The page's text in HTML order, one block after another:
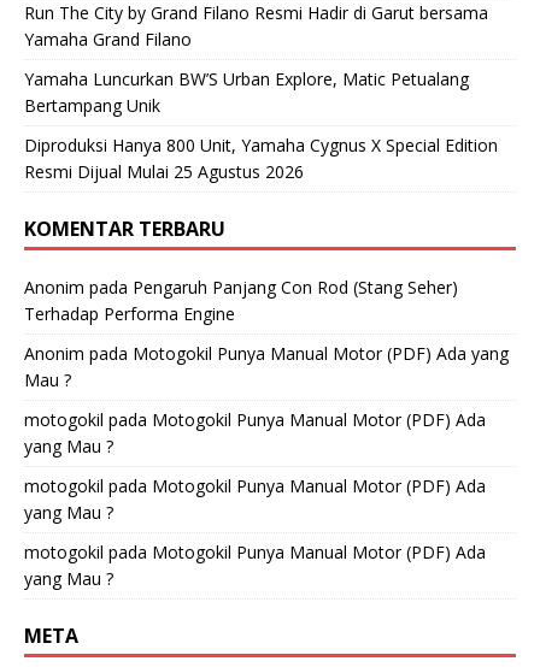
Run The City by Grand Filano Resmi Hadir di Garut bersama
Yamaha Grand Filano
Yamaha Luncurkan BW’S Urban Explore, Matic Petualang
Bertampang Unik
Diproduksi Hanya 800 Unit, Yamaha Cygnus X Special Edition
Resmi Dijual Mulai 25 Agustus 2026
KOMENTAR TERBARU
Anonim pada Pengaruh Panjang Con Rod (Stang Seher)
Terhadap Performa Engine
Anonim pada Motogokil Punya Manual Motor (PDF) Ada yang
Mau ?
motogokil pada Motogokil Punya Manual Motor (PDF) Ada
yang Mau ?
motogokil pada Motogokil Punya Manual Motor (PDF) Ada
yang Mau ?
motogokil pada Motogokil Punya Manual Motor (PDF) Ada
yang Mau ?
META